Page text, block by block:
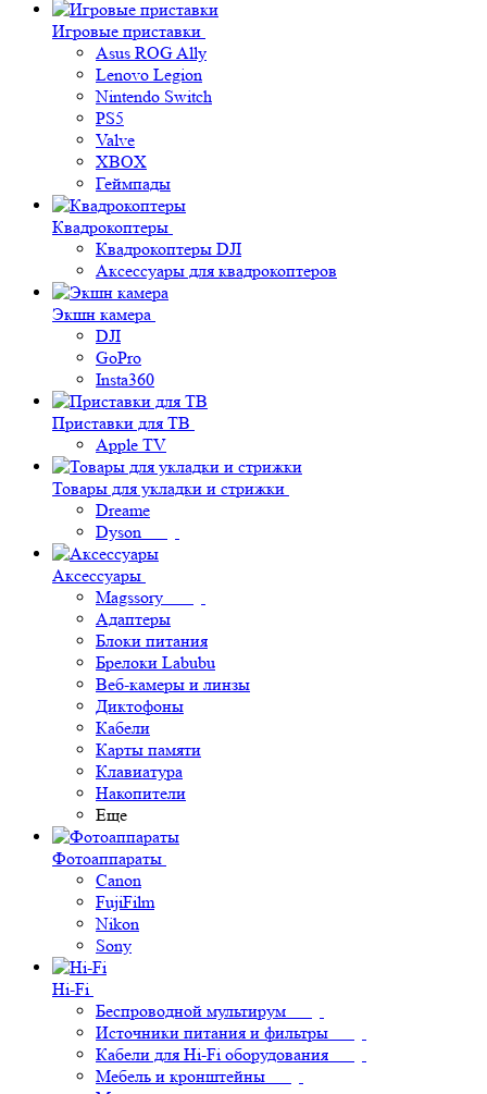
Игровые приставки
Asus ROG Ally
Lenovo Legion
Nintendo Switch
PS5
Valve
XBOX
Геймпады
Квадрокоптеры
Квадрокоптеры DJI
Аксессуары для квадрокоптеров
Экшн камера
DJI
GoPro
Insta360
Приставки для ТВ
Apple TV
Товары для укладки и стрижки
Dreame
Dyson
Аксессуары
Magssory
Адаптеры
Блоки питания
Брелоки Labubu
Веб-камеры и линзы
Диктофоны
Кабели
Карты памяти
Клавиатура
Накопители
Еще
Фотоаппараты
Canon
FujiFilm
Nikon
Sony
Hi-Fi
Беспроводной мультирум
Источники питания и фильтры
Кабели для Hi-Fi оборудования
Мебель и кронштейны